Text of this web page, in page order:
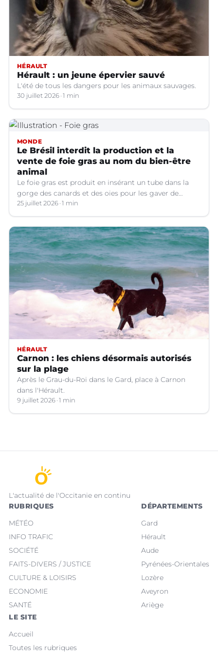
HÉRAULT
Hérault : un jeune épervier sauvé
L'été de tous les dangers pour les animaux sauvages.
30 juillet 2026 1 min
MONDE
Le Brésil interdit la production et la
vente de foie gras au nom du bien-être
animal
Le foie gras est produit en insérant un tube dans la
gorge des canards et des oies pour les gaver de
grandes quantités de nourriture, ce qui provoque une
hypertrophie rapide du foie, organe dont on tire le
produit.
25 juillet 2026 1 min
HÉRAULT
Carnon : les chiens désormais autorisés
sur la plage
Après le Grau-du-Roi dans le Gard, place à Carnon
dans l'Hérault.
9 juillet 2026 1 min
L'actualité de l'Occitanie en continu
RUBRIQUES
MÉTÉO
INFO TRAFIC
SOCIÉTÉ
FAITS-DIVERS / JUSTICE
CULTURE & LOISIRS
ECONOMIE
SANTÉ
DÉPARTEMENTS
Gard
Hérault
Aude
Pyrénées-Orientales
Lozère
Aveyron
Ariège
LE SITE
Accueil
Toutes les rubriques